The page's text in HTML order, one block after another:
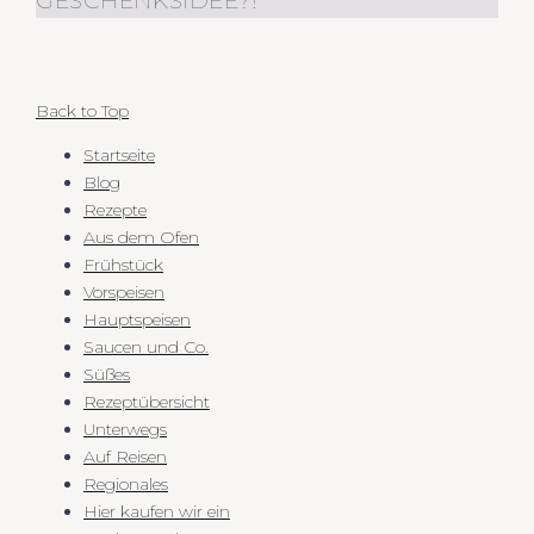
Back to Top
Startseite
Blog
Rezepte
Aus dem Ofen
Frühstück
Vorspeisen
Hauptspeisen
Saucen und Co.
Süßes
Rezeptübersicht
Unterwegs
Auf Reisen
Regionales
Hier kaufen wir ein